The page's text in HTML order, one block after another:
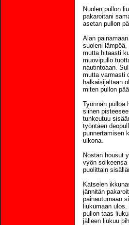
Nuolen pullon
pakaroitani
asetan pullon
Alan
suoleni
mutta hitaasti
muovipullo
nautintoaan.
mutta varmasti
halkaisijaltaan
miten pullon
Työnnän pulloa
siihen
tunkeutuu
työntäen
punnertamisen
ulkona.
Nostan housut
vyön
puolittain
Katselen
jännitän
painautumaan
liukumaan
pullon taas
jälleen liukuu